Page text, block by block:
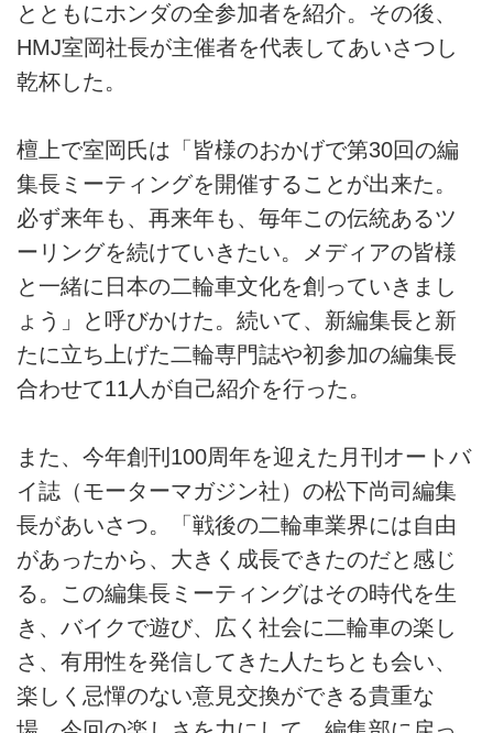
とともにホンダの全参加者を紹介。その後、
HMJ室岡社長が主催者を代表してあいさつし
乾杯した。
檀上で室岡氏は「皆様のおかげで第30回の編
集長ミーティングを開催することが出来た。
必ず来年も、再来年も、毎年この伝統あるツ
ーリングを続けていきたい。メディアの皆様
と一緒に日本の二輪車文化を創っていきまし
ょう」と呼びかけた。続いて、新編集長と新
たに立ち上げた二輪専門誌や初参加の編集長
合わせて11人が自己紹介を行った。
また、今年創刊100周年を迎えた月刊オートバ
イ誌（モーターマガジン社）の松下尚司編集
長があいさつ。「戦後の二輪車業界には自由
があったから、大きく成長できたのだと感じ
る。この編集長ミーティングはその時代を生
き、バイクで遊び、広く社会に二輪車の楽し
さ、有用性を発信してきた人たちとも会い、
楽しく忌憚のない意見交換ができる貴重な